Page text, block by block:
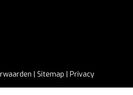
Sitemap Privacy